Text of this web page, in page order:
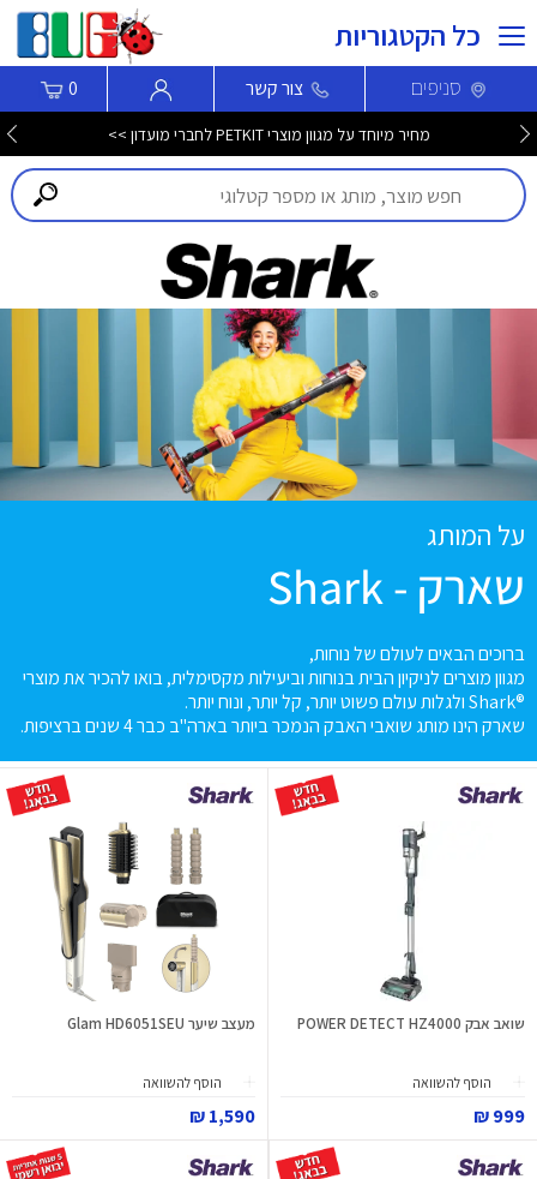
כל הקטגוריות
סניפים צור קשר 0
מחיר מיוחד על מגוון מוצרי PETKIT לחברי מועדון >>
על המותג
שארק - Shark
ברוכים הבאים לעולם של נוחות,
מגוון מוצרים לניקיון הבית בנוחות וביעילות מקסימלית, בואו להכיר את מוצרי
®Shark ולגלות עולם פשוט יותר, קל יותר, ונוח יותר.
שארק הינו מותג שואבי האבק הנמכר ביותר בארה"ב כבר 4 שנים ברציפות.
שואב אבק POWER DETECT HZ4000
הוסף להשוואה
999 ₪
מעצב שיער Glam HD6051SEU
הוסף להשוואה
1,590 ₪